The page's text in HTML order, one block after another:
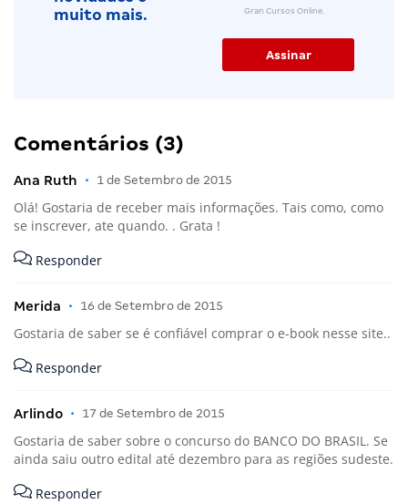
muito mais.
Gran Cursos Online.
Comentários (3)
Ana Ruth • 1 de Setembro de 2015
Olá! Gostaria de receber mais informações. Tais como, como
se inscrever, ate quando. . Grata !
Responder
Merida • 16 de Setembro de 2015
Gostaria de saber se é confiável comprar o e-book nesse site..
Responder
Arlindo • 17 de Setembro de 2015
Gostaria de saber sobre o concurso do BANCO DO BRASIL. Se
ainda saiu outro edital até dezembro para as regiões sudeste.
Responder